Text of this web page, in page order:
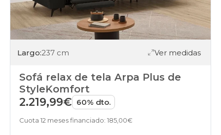
Largo:237 cm Ver medidas
Sofá relax de tela Arpa Plus de
StyleKomfort
2.219,99€ 60% dto.
Cuota 12 meses financiado: 185,00€